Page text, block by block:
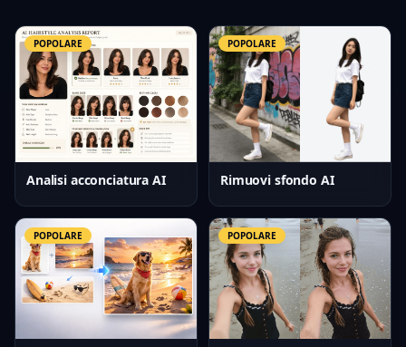
POPOLARE
Analisi acconciatura AI
POPOLARE
Rimuovi sfondo AI
POPOLARE POPOLARE